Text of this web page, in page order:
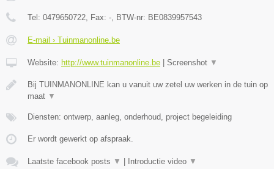
Tel: 0479650722 , Fax: - , BTW-nr: BE0839957543
E-mail › Tuinmanonline.be
Website: http://www.tuinmanonline.be Screenshot ▼
Bij TUINMANONLINE kan u vanuit uw zetel uw werken in de tuin op
maat ▼
Diensten: ontwerp, aanleg, onderhoud, project begeleiding
Er wordt gewerkt op afspraak.
Laatste facebook posts ▼ Introductie video ▼